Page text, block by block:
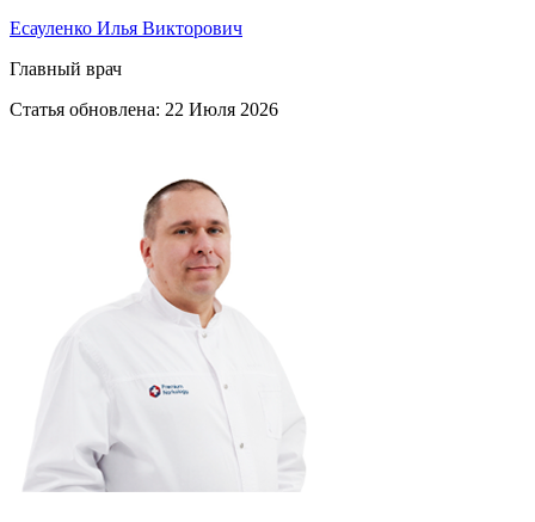
Есауленко Илья Викторович
Главный врач
Статья обновлена: 22 Июля 2026